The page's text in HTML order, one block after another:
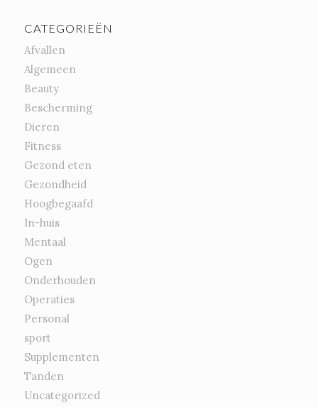
CATEGORIEËN
Afvallen
Algemeen
Beauty
Bescherming
Dieren
Fitness
Gezond eten
Gezondheid
Hoogbegaafd
In-huis
Mentaal
Ogen
Onderhouden
Operaties
Personal
sport
Supplementen
Tanden
Uncategorized